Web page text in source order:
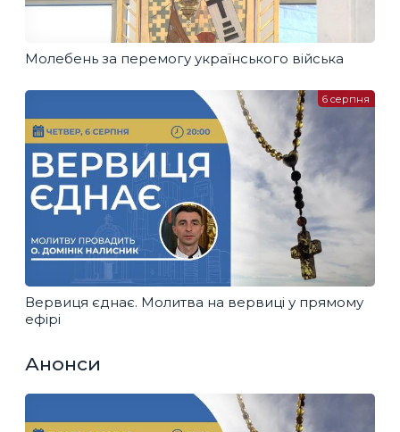
Молебень за перемогу українського війська
Вервиця єднає. Молитва на вервиці у прямому
ефірі
6 серпня
Анонси